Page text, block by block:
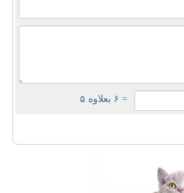
= ۶ بعلاوه ۵